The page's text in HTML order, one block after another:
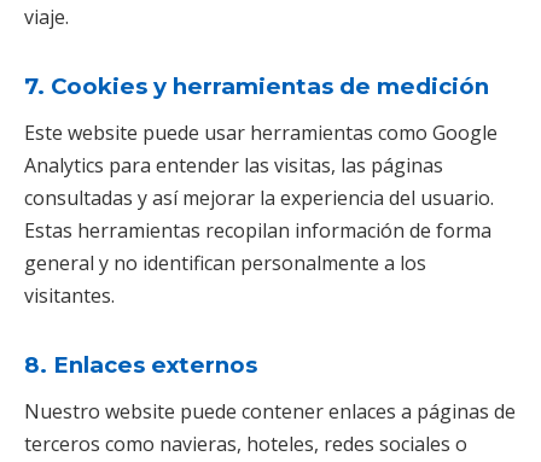
viaje.
7. Cookies y herramientas de medición
Este website puede usar herramientas como Google
Analytics para entender las visitas, las páginas
consultadas y así mejorar la experiencia del usuario.
Estas herramientas recopilan información de forma
general y no identifican personalmente a los
visitantes.
8. Enlaces externos
Nuestro website puede contener enlaces a páginas de
terceros como navieras, hoteles, redes sociales o